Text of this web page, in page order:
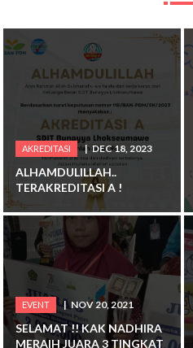
AKREDITASI DEC 18, 2023
ALHAMDULILLAH..
TERAKREDITASI A !
EVENT NOV 20, 2021
SELAMAT !! KAK NADHIRA
MERAIH JUARA 3 TINGKAT